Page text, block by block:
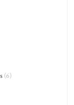
(6)